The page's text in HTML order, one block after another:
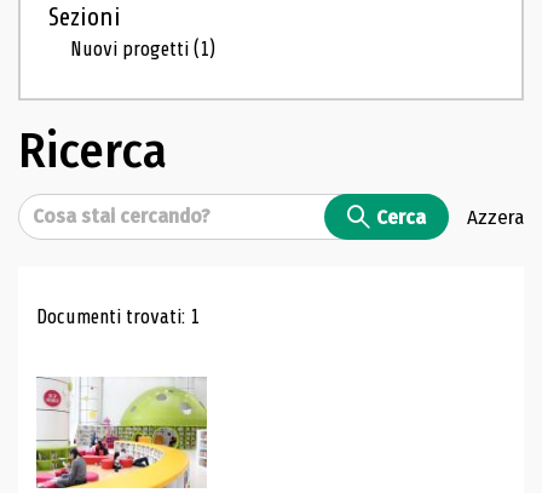
Sezioni
Nuovi progetti(1)
Ricerca
Cerca Cerca Azzera
Risultati di ricerca
Documenti trovati: 1